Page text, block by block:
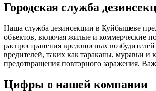
Городская служба
Наша служба дезинсекции в Куйбышеве
объектов, включая жилые и коммерческие
распространения вредоносных
вредителей, таких как тараканы, муравьи
предотвращения повторного заражения.
Цифры о нашей компании